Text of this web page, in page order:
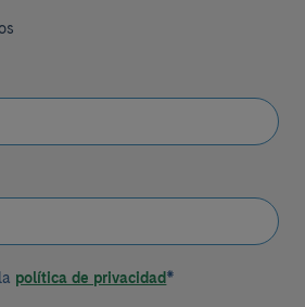
política de privacidad*